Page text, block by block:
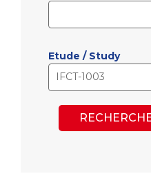
Etude / Study